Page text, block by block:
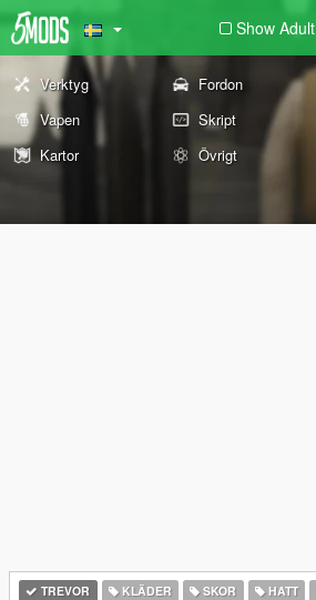
Show Adult
Verktyg Fordon
Vapen
Skript
Kartor
Övrigt
TREVOR KLÄDER SKOR HATT